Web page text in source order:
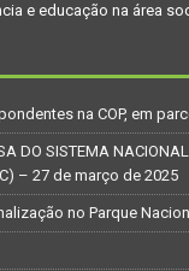
e educação na área
na COP, em
DO SISTEMA
– 27 de março de 2025
no Parque